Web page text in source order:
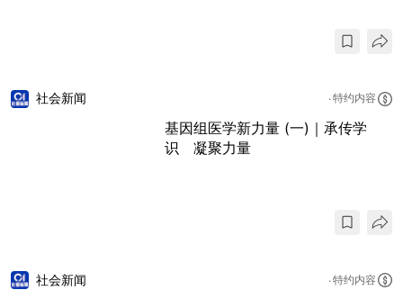
社会新闻 特约内容
基因组医学新力量 (一)｜承传学
识 凝聚力量
社会新闻 特约内容